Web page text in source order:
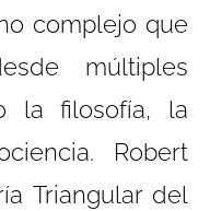
complejo que
múltiples
la filosofía, la
Robert
Triangular del